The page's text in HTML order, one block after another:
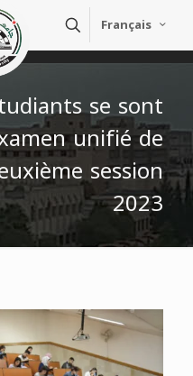
Français
se sont
unifié de
session
2023